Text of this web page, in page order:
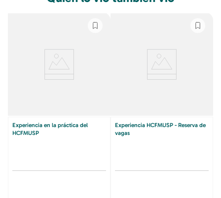
Experiencia en la práctica del
HCFMUSP
Experiencia HCFMUSP - Reserva de
vagas